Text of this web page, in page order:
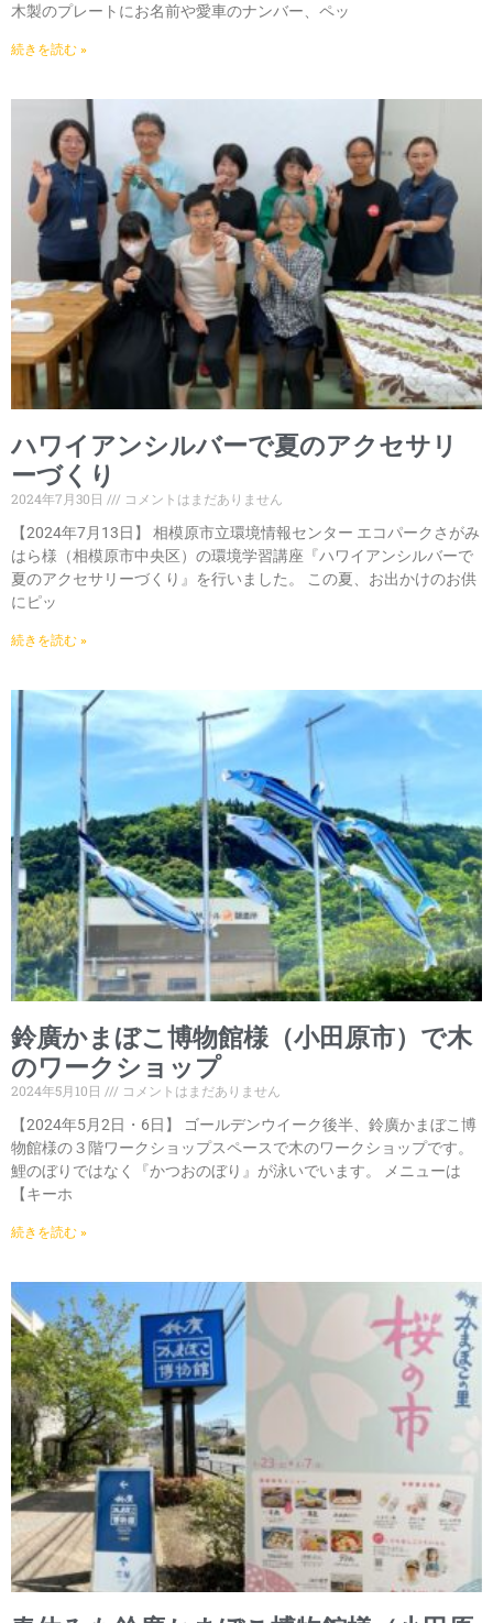
木製のプレートにお名前や愛車のナンバー、ペッ
続きを読む »
ハワイアンシルバーで夏のアクセサリ
ーづくり
2024年7月30日
コメントはまだありません
【2024年7月13日】 相模原市立環境情報センター エコパークさがみ
はら様（相模原市中央区）の環境学習講座『ハワイアンシルバーで
夏のアクセサリーづくり』を行いました。 この夏、お出かけのお供
にピッ
続きを読む »
鈴廣かまぼこ博物館様（小田原市）で木
のワークショップ
2024年5月10日
コメントはまだありません
【2024年5月2日・6日】 ゴールデンウイーク後半、鈴廣かまぼこ博
物館様の３階ワークショップスペースで木のワークショップです。
鯉のぼりではなく『かつおのぼり』が泳いでいます。 メニューは
【キーホ
続きを読む »